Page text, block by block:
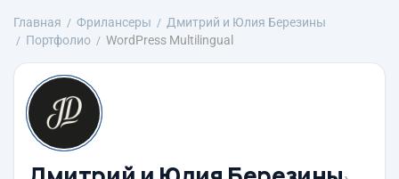
Главная Фрилансеры
Дмитрий и Юлия Березины
Портфолио
WordPress Multilingual